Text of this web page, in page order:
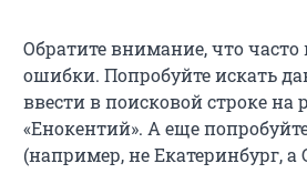
Обратите внимание, что
ошибки. Попробуйте искать
ввести в поисковой строке
«Енокентий». А еще
(например, не Екатеринбург, а